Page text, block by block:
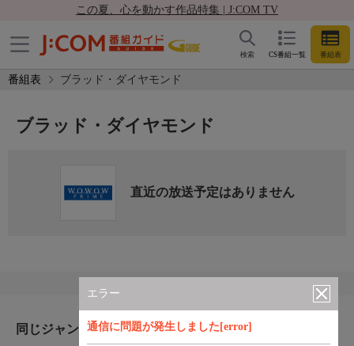
この夏、心を動かす作品特集 | J:COM TV
CS番組一覧 番組表
検索
番組表 ブラッド・ダイヤモンド
エラー
通信に問題が発生しました[error]
ブラッド・ダイヤモンド
直近の放送予定はありません
同じジャンルのおすすめ番組